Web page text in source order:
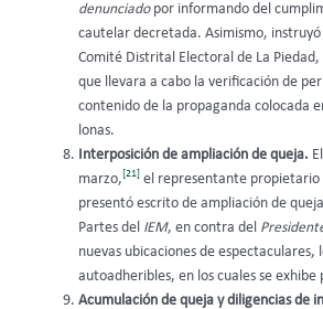
denunciadopor informando del
cautelar decretada. Asimismo, instruyó
Comité Distrital Electoral de La
que llevara a cabo la verificación de
contenido de la propaganda colocada
lonas.
Interposición de ampliación de queja.
marzo, [21] el representante propietario
presentó escrito de ampliación de
Partes del IEM, en contra del
nuevas ubicaciones de espectaculares,
autoadheribles, en los cuales se exhibe
Acumulación de queja y diligencias de